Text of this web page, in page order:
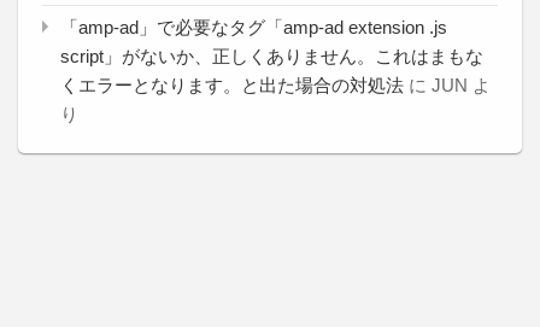
「amp-ad」で必要なタグ「amp-ad extension .js
script」がないか、正しくありません。これはまもな
くエラーとなります。と出た場合の対処法 に JUN よ
り